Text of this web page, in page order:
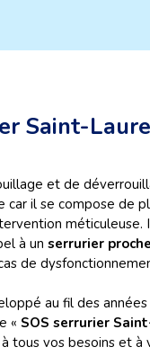
Saint-
et de
car il se compose de
méticuleuse.
à un serrurier
de
au fil des années
« SOS serrurier
tous vos besoins et à